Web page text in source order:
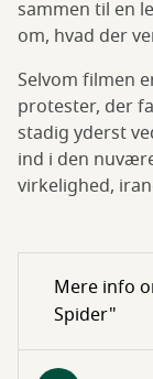
sammen til en
om, hvad der
Selvom filmen
protester, der
stadig yderst
ind i den
virkelighed,
Mere info
Spider"